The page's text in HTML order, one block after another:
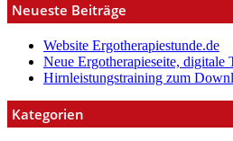
Neueste Beiträge
Website Ergotherapiestunde.de
Neue Ergotherapieseite, digitale
Hirnleistungstraining zum
Kategorien